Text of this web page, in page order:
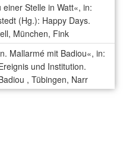
Stelle in Watt«, in:
(Hg.): Happy Days.
München, Fink
Mallarmé mit Badiou«, in:
und Institution.
, Tübingen, Narr